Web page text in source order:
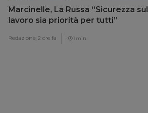
Marcinelle, La Russa “Sicurezza sul
lavoro sia priorità per tutti”
Redazione, 2 ore fa 1 min